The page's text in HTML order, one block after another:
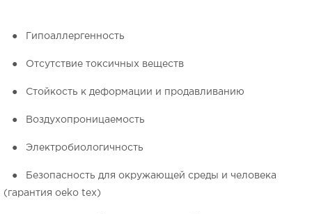
● Гипоаллергенность
● Отсутствие токсичных веществ
● Стойкость к деформации и продавливанию
● Воздухопроницаемость
● Электробиологичность
● Безопасность для окружающей среды и человека
(гарантия oeko tex)